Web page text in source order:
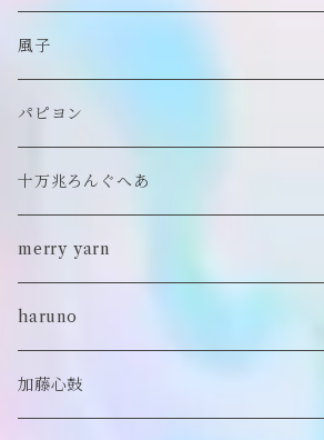
チョーカー/ネックレス
バッグ
バブーシュカ
ポンチョ
bag/巾着
パンツ
ヘアアクセサリー
雑貨
キッズ
bag/巾着
ピアス/イヤリング
イヤカフ
チョーカー
ヘアバレッタ
付け襟
ピアス/イヤリング
ブローチ
刺繍キャップ
ロンT
Tシャツ
キーホルダー
ワンピース
トップス
アウター
パンツ
スカート
シューズ/サンダル
風子
ぬいぐるみ
刺繍ポーチ
ブローチ
パピヨン
ぬいぐるみ
ぬいぐるみブローチ
ぬいぐるみリング
ぬいぐるみ鏡
十万兆ろんぐへあ
ブローチ
マフラー
merry yarn
帽子
haruno
ヘアゴム
加藤心鼓